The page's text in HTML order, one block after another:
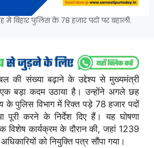
में बिहार पुलिस के 78 हजार पदों पर बहाली.
की संख्या बढ़ाने के उद्देश्य से मुख्यमंत्री
बड़ा कदम उठाया है। उन्होंने अगले छह
के पुलिस विभाग में रिक्त पड़े 78 हजार पदों
पूरी करने के निर्देश दिए हैं। यह घोषणा
विशेष कार्यक्रम के दौरान की, जहां 1239
को नियुक्ति पत्र सौंपा गया।